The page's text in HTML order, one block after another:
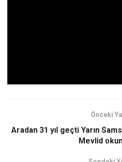
Önceki
Aradan 31 yıl geçti Yarın
Mevlid